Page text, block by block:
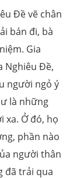
Đề vẽ chân
bán đi, bà
Gia
Nghiêu Đề,
người ngỏ ý
là những
xa. Ở đó, họ
phần nào
người thân
đã trải qua